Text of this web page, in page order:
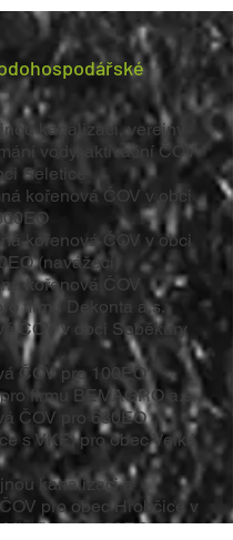
kanalizaci, veřejný
vody, aktivační ČOV
Seletice
kořenová ČOV v obci
kořenová ČOV v obci
(navážecí)
kořenová ČOV
firmu Dekonta a.s.
ČOV v obci Soběkury
ČOV pro 100EO
firmu BEMAGRO a.s.
ČOV pro 630EO
s VKF) pro obec Velká
kanalizaci a
pro obec Hrobčice v
150EO